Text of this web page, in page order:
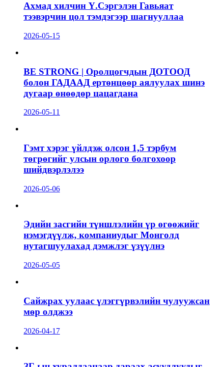
Ахмад хилчин Ү.Сэргэлэн Гавьяат
тээвэрчин цол тэмдэгээр шагнууллаа
2026-05-15
BE STRONG | Оролцогчдын ДОТООД
болон ГАДААД ертөнцөөр аялуулах шинэ
дугаар өнөөдөр цацагдана
2026-05-11
Гэмт хэрэг үйлдэж олсон 1,5 тэрбум
төгрөгийг улсын орлого болгохоор
шийдвэрлэлээ
2026-05-06
Эдийн засгийн түншлэлийн үр өгөөжийг
нэмэгдүүлж, компаниудыг Монголд
нутагшуулахад дэмжлэг үзүүлнэ
2026-05-05
Сайжрах уулаас үлэггүрвэлийн чулуужсан
мөр олджээ
2026-04-17